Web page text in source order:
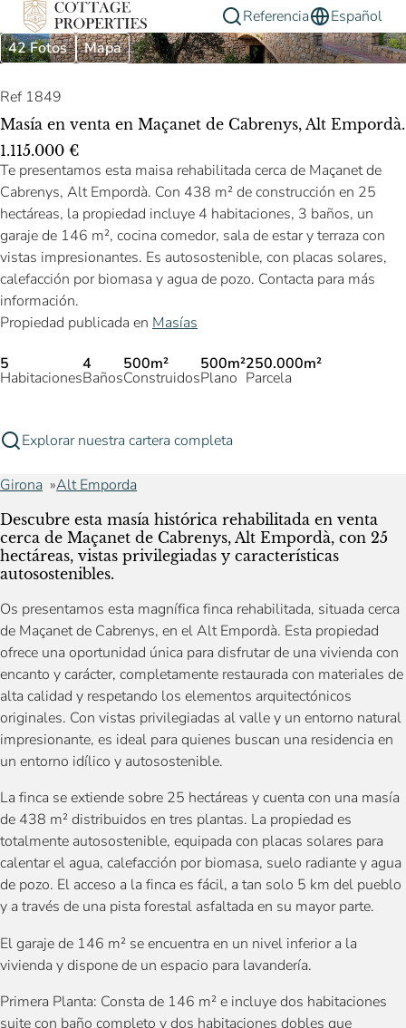
Referencia
Español
42 Fotos
Mapa
Ref 1849
Masía en venta en Maçanet de Cabrenys, Alt Empordà.
1.115.000 €
Te presentamos esta maisa rehabilitada cerca de Maçanet de
Cabrenys, Alt Empordà. Con 438 m² de construcción en 25
hectáreas, la propiedad incluye 4 habitaciones, 3 baños, un
garaje de 146 m², cocina comedor, sala de estar y terraza con
vistas impresionantes. Es autosostenible, con placas solares,
calefacción por biomasa y agua de pozo. Contacta para más
información.
Propiedad publicada en Masías
5
Habitaciones
4
Baños
500m²
Construidos
500m²
Plano
250.000m²
Parcela
Explorar nuestra cartera completa
Girona Alt Emporda
Descubre esta masía histórica rehabilitada en venta
cerca de Maçanet de Cabrenys, Alt Empordà, con 25
hectáreas, vistas privilegiadas y características
autosostenibles.
Os presentamos esta magnífica finca rehabilitada, situada cerca
de Maçanet de Cabrenys, en el Alt Empordà. Esta propiedad
ofrece una oportunidad única para disfrutar de una vivienda con
encanto y carácter, completamente restaurada con materiales de
alta calidad y respetando los elementos arquitectónicos
originales. Con vistas privilegiadas al valle y un entorno natural
impresionante, es ideal para quienes buscan una residencia en
un entorno idílico y autosostenible.
La finca se extiende sobre 25 hectáreas y cuenta con una masía
de 438 m² distribuidos en tres plantas. La propiedad es
totalmente autosostenible, equipada con placas solares para
calentar el agua, calefacción por biomasa, suelo radiante y agua
de pozo. El acceso a la finca es fácil, a tan solo 5 km del pueblo
y a través de una pista forestal asfaltada en su mayor parte.
El garaje de 146 m² se encuentra en un nivel inferior a la
vivienda y dispone de un espacio para lavandería.
Primera Planta: Consta de 146 m² e incluye dos habitaciones
suite con baño completo y dos habitaciones dobles que